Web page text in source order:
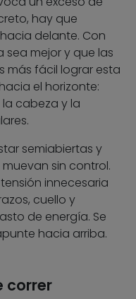
hay que
delante. Con
sea mejor y que las
más fácil lograr esta
hacia el horizonte:
cabeza y la
semiabiertas y
sin control.
innecesaria
cuello y
de energía. Se
hacia arriba.
correr